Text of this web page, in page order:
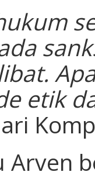
etik
Arven